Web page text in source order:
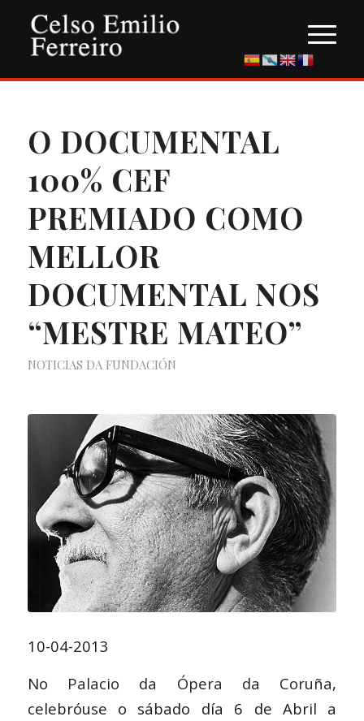
O DOCUMENTAL
100% CEF
PREMIADO COMO
MELLOR
DOCUMENTAL NOS
“MESTRE MATEO”
NOTICIAS DA FUNDACIÓN
10-04-2013
No Palacio da Ópera da Coruña,
celebróuse o sábado día 6 de Abril a